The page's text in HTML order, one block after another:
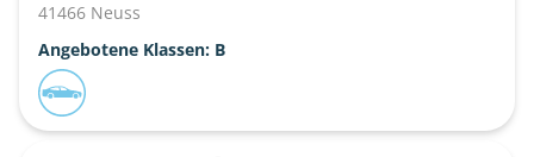
41466 Neuss
Angebotene Klassen: B